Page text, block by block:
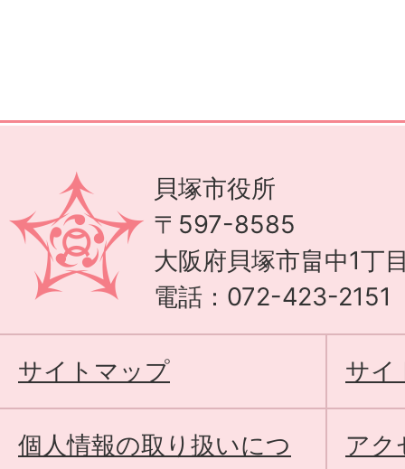
貝塚市役所
〒597-8585
大阪府貝塚市畠中1丁
電話：072-423-2151
サイトマップ サイ
個人情報の取り扱いにつ
アク